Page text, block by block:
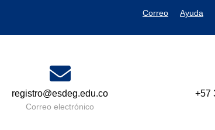
Correo Ayuda
+57 310 273 9049